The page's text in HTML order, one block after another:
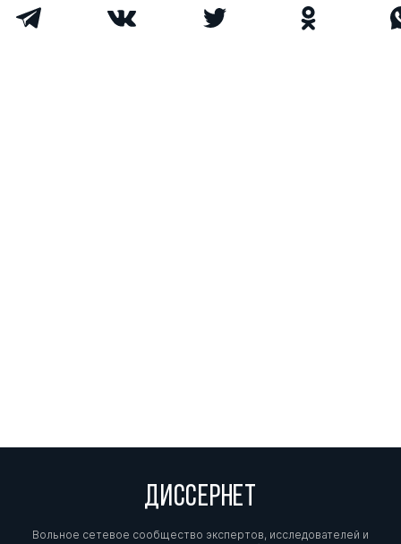
ДИССЕРНЕТ
Вольное сетевое сообщество экспертов, исследователей и